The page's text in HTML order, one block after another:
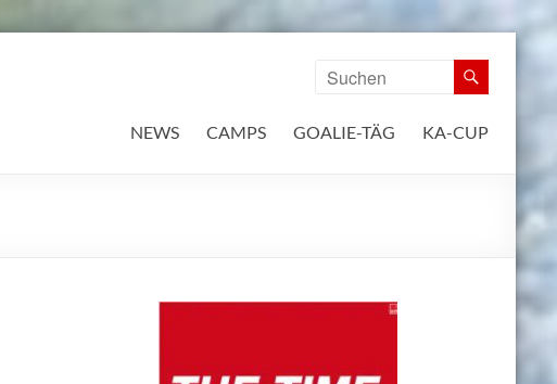
NEWS CAMPS GOALIE-TÄG KA-CUP